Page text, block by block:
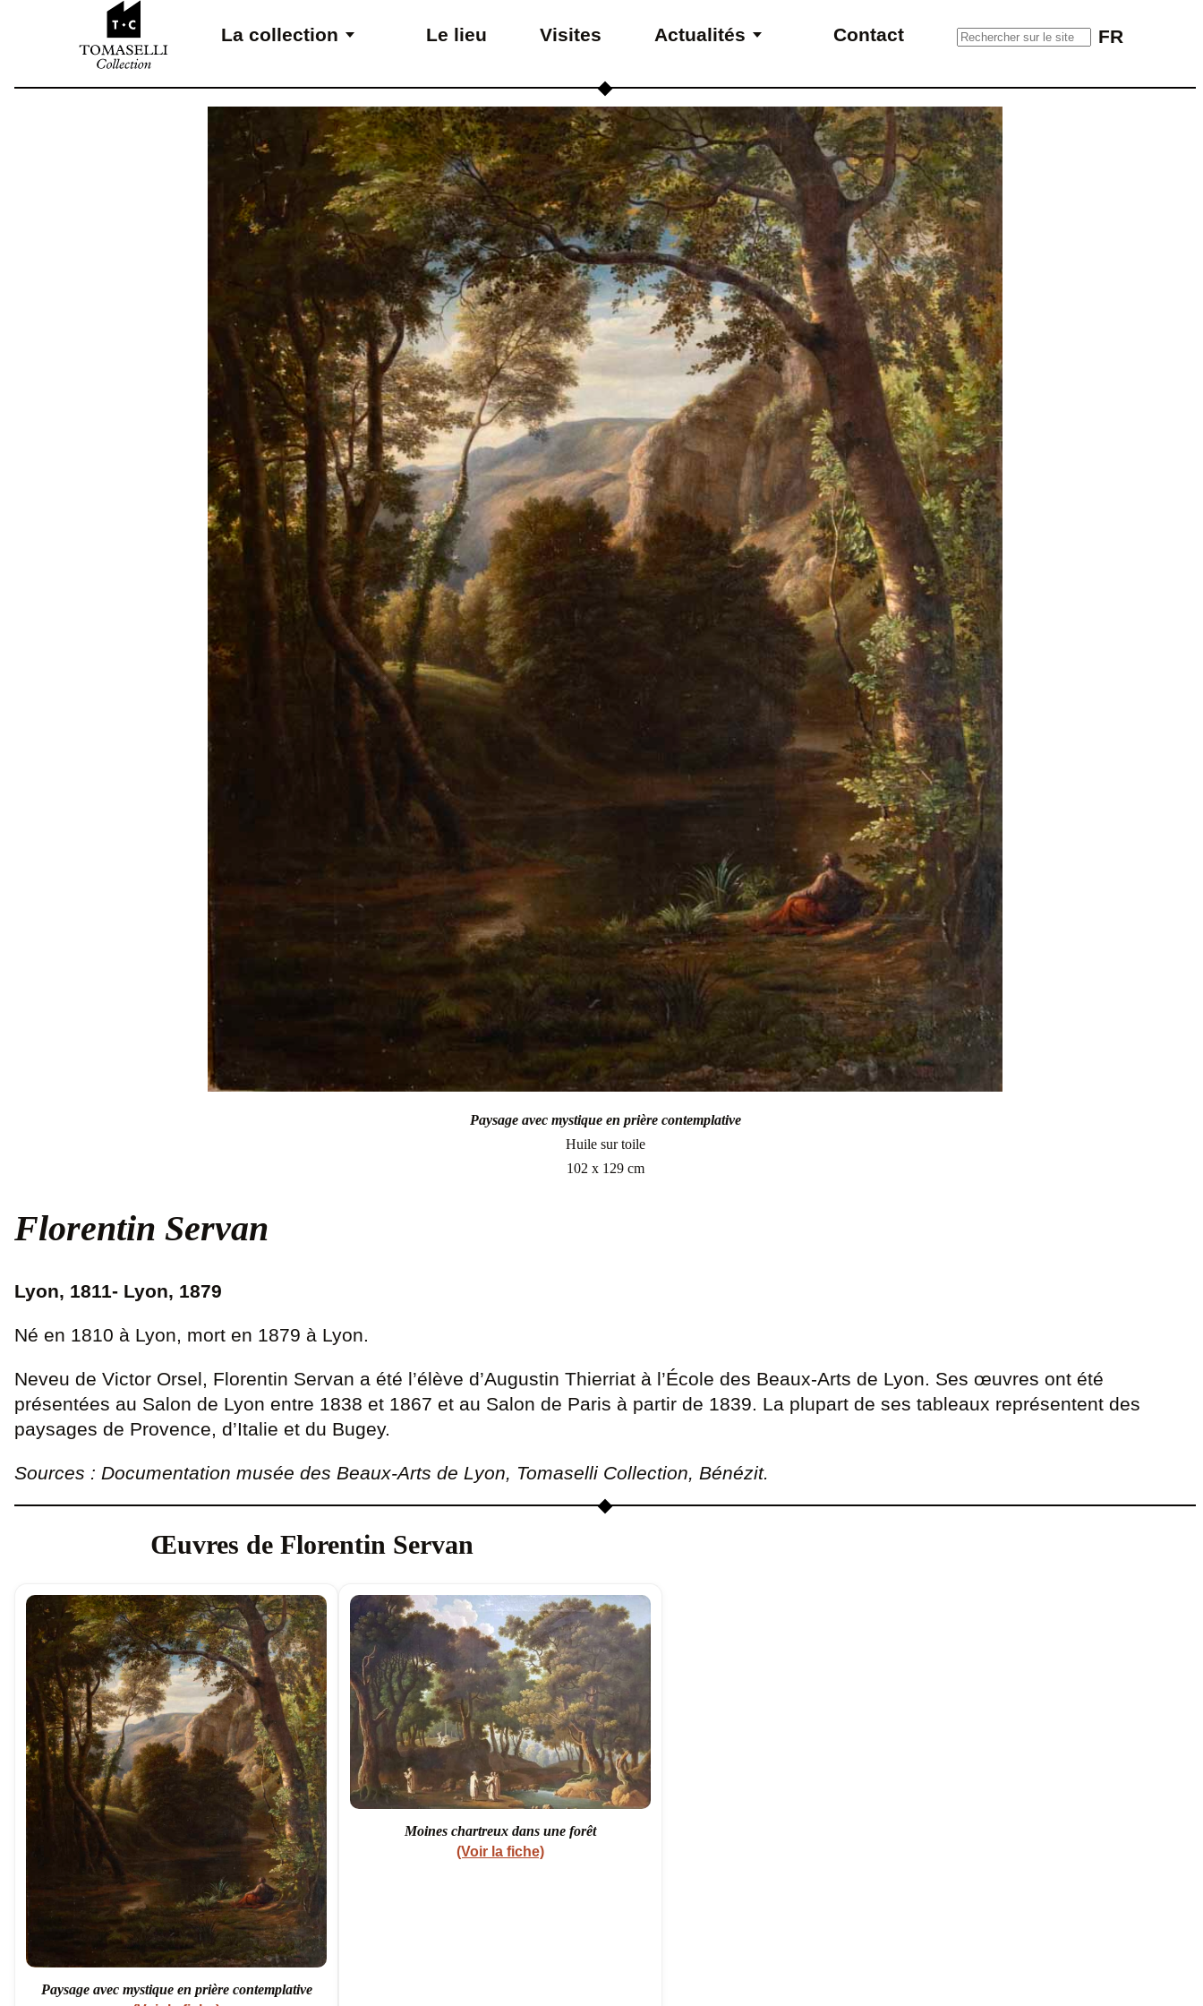
Aller au contenu
La collection
Le lieu Visites Actualités Contact Rechercher sur le site
FR
Paysage avec mystique en prière contemplative
Huile sur toile
102 x 129 cm
Florentin Servan
Lyon, 1811- Lyon, 1879
Né en 1810 à Lyon, mort en 1879 à Lyon.
Neveu de Victor Orsel, Florentin Servan a été l’élève d’Augustin Thierriat à l’École des Beaux-Arts de Lyon. Ses œuvres ont été
présentées au Salon de Lyon entre 1838 et 1867 et au Salon de Paris à partir de 1839. La plupart de ses tableaux représentent des
paysages de Provence, d’Italie et du Bugey.
Sources : Documentation musée des Beaux-Arts de Lyon, Tomaselli Collection, Bénézit.
Œuvres de Florentin Servan
Paysage avec mystique en prière contemplative
Moines chartreux dans une forêt
(Voir la fiche)